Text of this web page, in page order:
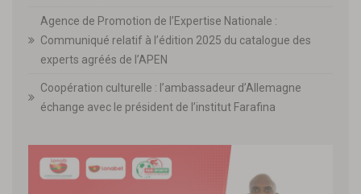
Agence de Promotion de l’Expertise Nationale :
Communiqué relatif à l’édition 2025 du catalogue des
experts agréés de l’APEN
Coopération culturelle : l’ambassadeur d’Allemagne
échange avec le président de l’institut Farafina